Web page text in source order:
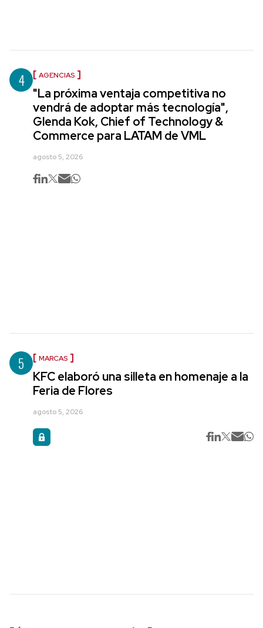
4 AGENCIAS
"La próxima ventaja competitiva no
vendrá de adoptar más tecnología",
Glenda Kok, Chief of Technology &
Commerce para LATAM de VML
agosto 5, 2026
5 MARCAS
KFC elaboró una silleta en homenaje a la
Feria de Flores
agosto 5, 2026